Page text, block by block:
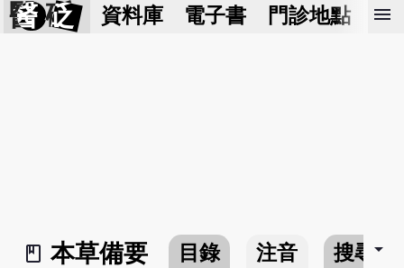
醫 砭 資料庫 電子書 門診地點 預
menu
book_2
本草備要 目錄 注音 搜尋arrow_drop_down